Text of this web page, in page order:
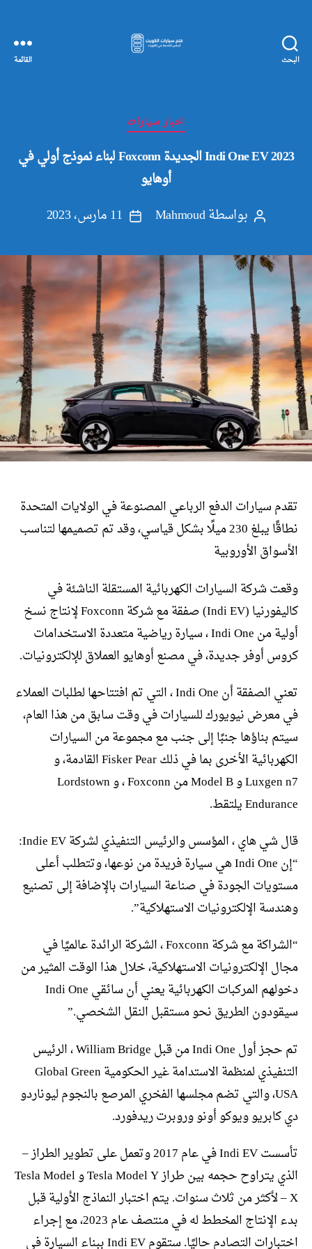
البحث
الكويت
القائمة
التصنيفات
اخبار سيارات
2023 Indi One EV الجديدة Foxconn لبناء نموذج أولي في
أوهايو
كاتببواسطةMahmoud
تاريخ
11 مارس، 2023
تقدم سيارات الدفع الرباعي المصنوعة في الولايات المتحدة
نطاقًا يبلغ 230 ميلًا بشكل قياسي، وقد تم تصميمها لتناسب
الأسواق الأوروبية
وقعت شركة السيارات الكهربائية المستقلة الناشئة في
كاليفورنيا (Indi EV) صفقة مع شركة Foxconn لإنتاج نسخ
أولية من Indi One ، سيارة رياضية متعددة الاستخدامات
كروس أوفر جديدة، في مصنع أوهايو العملاق للإلكترونيات.
تعني الصفقة أن Indi One ، التي تم افتتاحها لطلبات العملاء
في معرض نيويورك للسيارات في وقت سابق من هذا العام،
سيتم بناؤها جنبًا إلى جنب مع مجموعة من السيارات
الكهربائية الأخرى بما في ذلك Fisker Pear القادمة، و
Luxgen n7 و Model B من Foxconn ، و Lordstown
Endurance يلتقط.
قال شي هاي ، المؤسس والرئيس التنفيذي لشركة Indie EV:
“إن Indi One هي سيارة فريدة من نوعها، وتتطلب أعلى
مستويات الجودة في صناعة السيارات بالإضافة إلى تصنيع
وهندسة الإلكترونيات الاستهلاكية”.
“الشراكة مع شركة Foxconn ، الشركة الرائدة عالميًا في
مجال الإلكترونيات الاستهلاكية، خلال هذا الوقت المثير من
دخولهم المركبات الكهربائية يعني أن سائقي Indi One
سيقودون الطريق نحو مستقبل النقل الشخصي.”
تم حجز أول Indi One من قبل William Bridge ، الرئيس
التنفيذي لمنظمة الاستدامة غير الحكومية Global Green
USA، والتي تضم مجلسها الفخري المرصع بالنجوم ليوناردو
دي كابريو ويوكو أونو وروبرت ريدفورد.
تأسست Indi EV في عام 2017 وتعمل على تطوير الطراز –
الذي يتراوح حجمه بين طراز Tesla Model Y و Tesla Model
X – لأكثر من ثلاث سنوات. يتم اختبار النماذج الأولية قبل
بدء الإنتاج المخطط له في منتصف عام 2023، مع إجراء
اختبارات التصادم حاليًا. ستقوم Indi EV ببناء السيارة في